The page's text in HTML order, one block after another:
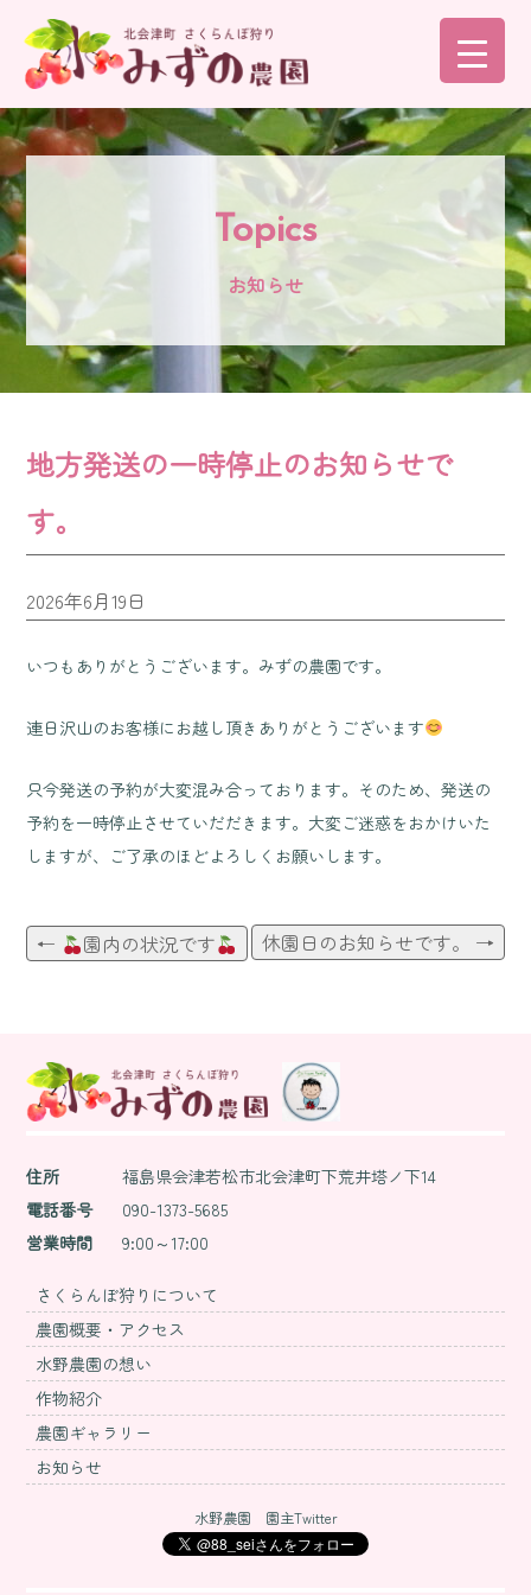
テ
ン
プ
Topics
お知らせ
地方発送の一時停止のお知らせで
す。
2026年6月19日
いつもありがとうございます。みずの農園です。
連日沢山のお客様にお越し頂きありがとうございます
只今発送の予約が大変混み合っております。そのため、発送の
予約を一時停止させていだだきます。大変ご迷惑をおかけいた
しますが、ご了承のほどよろしくお願いします。
投
稿
ナ
ビ
ゲ
← 園内の状況です 休園日のお知らせです。 →
住所
福島県会津若松市北会津町下荒井塔ノ下14
電話番号
090-1373-5685
営業時間
9:00～17:00
さくらんぼ狩りについて
農園概要・アクセス
水野農園の想い
作物紹介
農園ギャラリー
お知らせ
水野農園 園主Twitter